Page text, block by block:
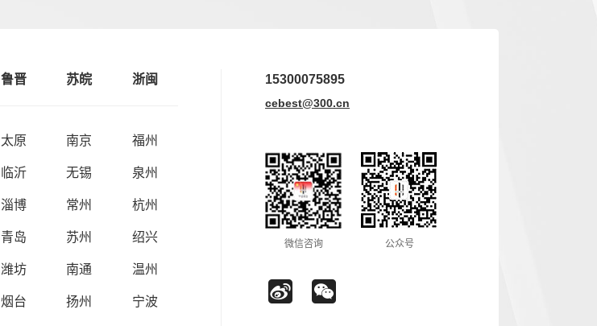
鲁晋
太原
临沂
淄博
青岛
潍坊
烟台
苏皖
南京
无锡
常州
苏州
南通
扬州
浙闽
福州
泉州
杭州
绍兴
温州
宁波
15300075895
cebest@300.cn
微信咨询 公众号